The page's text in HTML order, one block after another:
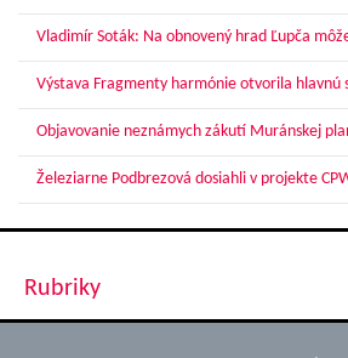
Vladimír Soták: Na obnovený hrad Ľupča
Výstava Fragmenty harmónie otvorila hlavnú
Objavovanie neznámych zákutí Muránskej
Železiarne Podbrezová dosiahli v projekte
Rubriky